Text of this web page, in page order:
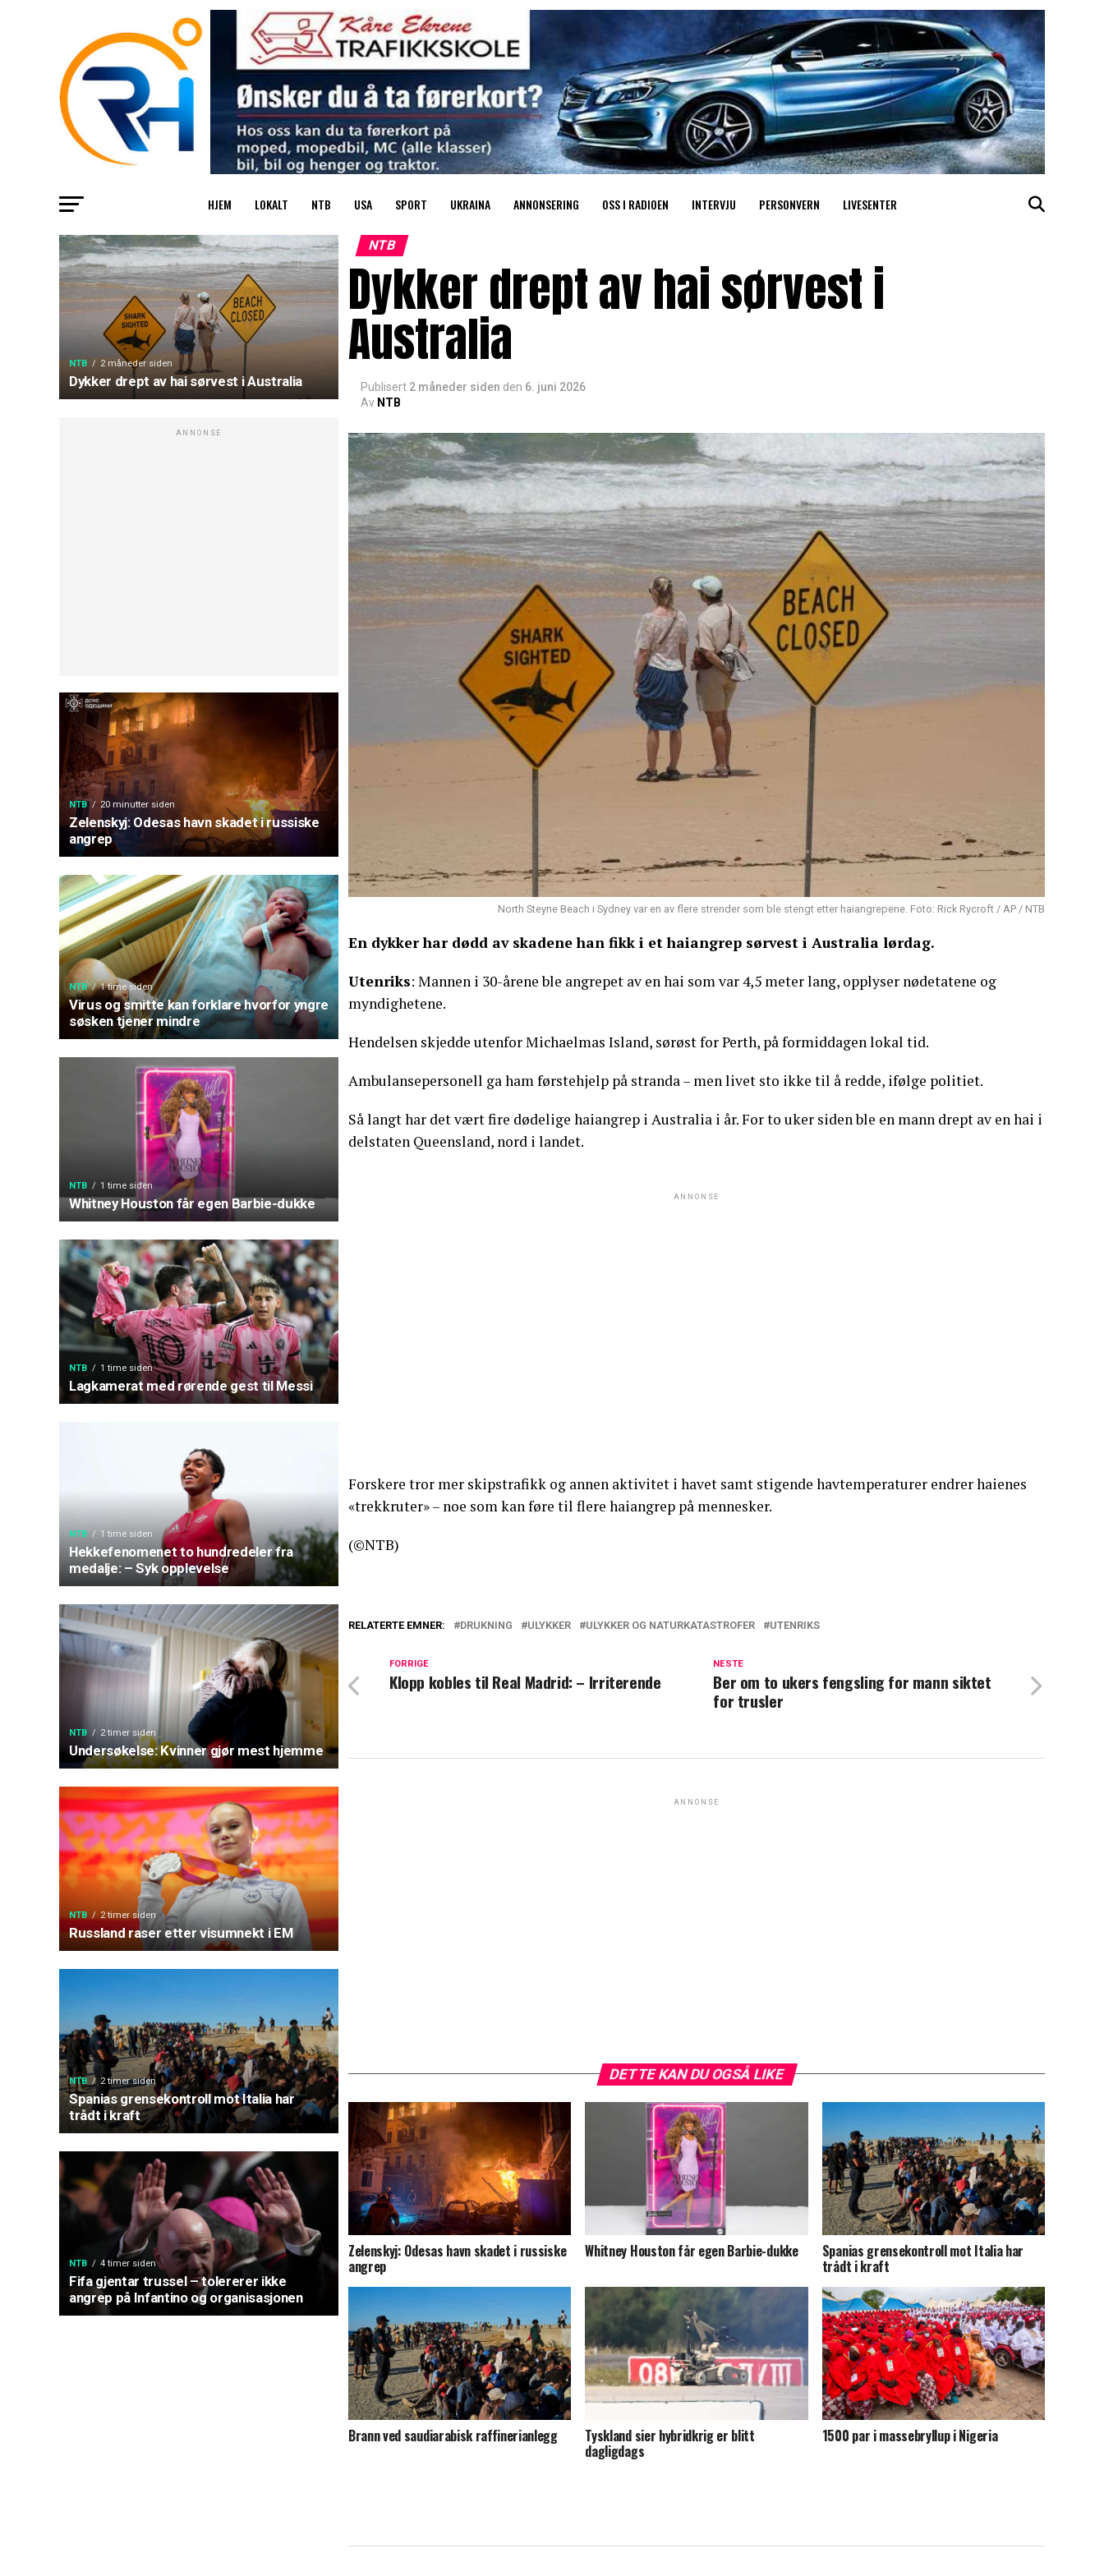
HJEM LOKALT NTB USA SPORT UKRAINA ANNONSERING OSS I RADIOEN INTERVJU PERSONVERN LIVESENTER
NTB 2 måneder siden
Dykker drept av hai sørvest i Australia
ANNONSE
NTB 20 minutter siden
Zelenskyj: Odesas havn skadet i russiske
angrep
NTB 1 time siden
Virus og smitte kan forklare hvorfor yngre
søsken tjener mindre
NTB 1 time siden
Whitney Houston får egen Barbie-dukke
NTB 1 time siden
Lagkamerat med rørende gest til Messi
NTB 1 time siden
Hekkefenomenet to hundredeler fra
medalje: – Syk opplevelse
NTB 2 timer siden
Undersøkelse: Kvinner gjør mest hjemme
NTB 2 timer siden
Russland raser etter visumnekt i EM
NTB 2 timer siden
Spanias grensekontroll mot Italia har
trådt i kraft
NTB 4 timer siden
Fifa gjentar trussel – tolererer ikke
angrep på Infantino og organisasjonen
NTB
Dykker drept av hai sørvest i
Australia
Publisert 2 måneder siden den 6. juni 2026
Av NTB
North Steyne Beach i Sydney var en av flere strender som ble stengt etter haiangrepene. Foto: Rick Rycroft / AP / NTB
En dykker har dødd av skadene han fikk i et haiangrep sørvest i Australia lørdag.
Utenriks: Mannen i 30-årene ble angrepet av en hai som var 4,5 meter lang, opplyser nødetatene og
myndighetene.
Hendelsen skjedde utenfor Michaelmas Island, sørøst for Perth, på formiddagen lokal tid.
Ambulansepersonell ga ham førstehjelp på stranda – men livet sto ikke til å redde, ifølge politiet.
Så langt har det vært fire dødelige haiangrep i Australia i år. For to uker siden ble en mann drept av en hai i
delstaten Queensland, nord i landet.
ANNONSE
Forskere tror mer skipstrafikk og annen aktivitet i havet samt stigende havtemperaturer endrer haienes
«trekkruter» – noe som kan føre til flere haiangrep på mennesker.
(©NTB)
RELATERTE EMNER: DRUKNING ULYKKER ULYKKER OG NATURKATASTROFER UTENRIKS
NESTE
Ber om to ukers fengsling for mann siktet
for trusler
FORRIGE
Klopp kobles til Real Madrid: – Irriterende
ANNONSE
DETTE KAN DU OGSÅ LIKE
Zelenskyj: Odesas havn skadet i russiske
angrep
Whitney Houston får egen Barbie-dukke Spanias grensekontroll mot Italia har
trådt i kraft
Brann ved saudiarabisk raffinerianlegg Tyskland sier hybridkrig er blitt
dagligdags
1500 par i massebryllup i Nigeria